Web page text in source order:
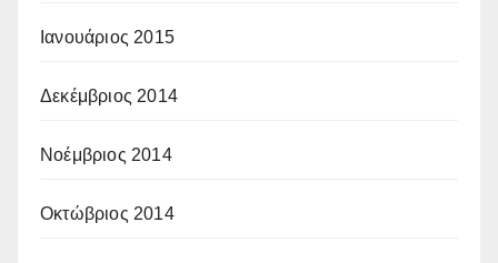
Ιανουάριος 2015
Δεκέμβριος 2014
Νοέμβριος 2014
Οκτώβριος 2014